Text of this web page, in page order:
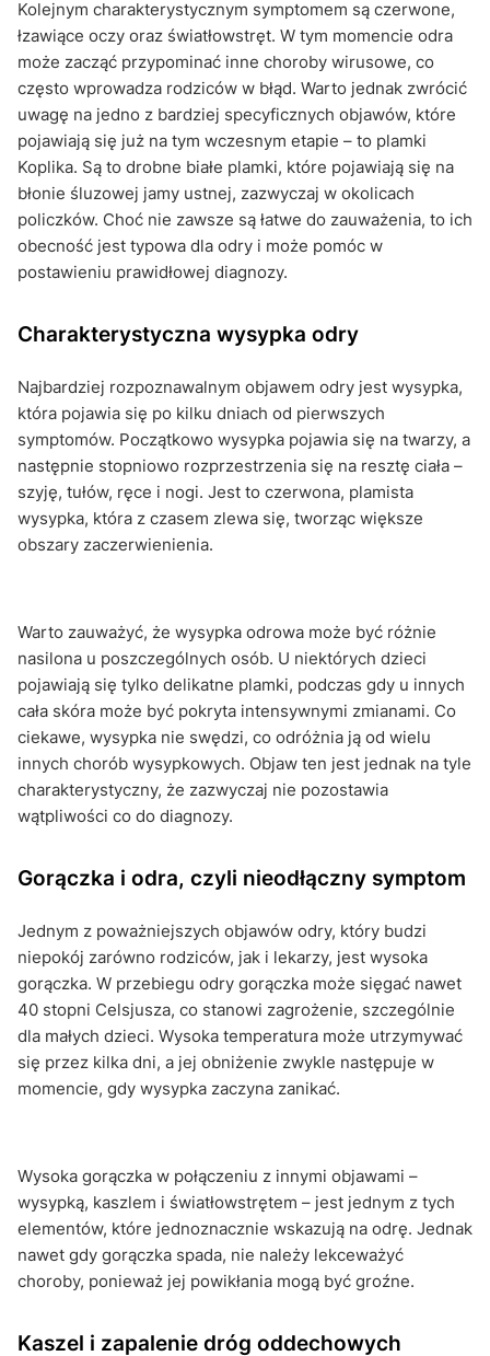
Kolejnym charakterystycznym symptomem są czerwone,
łzawiące oczy oraz światłowstręt. W tym momencie odra
może zacząć przypominać inne choroby wirusowe, co
często wprowadza rodziców w błąd. Warto jednak zwrócić
uwagę na jedno z bardziej specyficznych objawów, które
pojawiają się już na tym wczesnym etapie – to plamki
Koplika. Są to drobne białe plamki, które pojawiają się na
błonie śluzowej jamy ustnej, zazwyczaj w okolicach
policzków. Choć nie zawsze są łatwe do zauważenia, to ich
obecność jest typowa dla odry i może pomóc w
postawieniu prawidłowej diagnozy.
Charakterystyczna wysypka odry
Najbardziej rozpoznawalnym objawem odry jest wysypka,
która pojawia się po kilku dniach od pierwszych
symptomów. Początkowo wysypka pojawia się na twarzy, a
następnie stopniowo rozprzestrzenia się na resztę ciała –
szyję, tułów, ręce i nogi. Jest to czerwona, plamista
wysypka, która z czasem zlewa się, tworząc większe
obszary zaczerwienienia.
Warto zauważyć, że wysypka odrowa może być różnie
nasilona u poszczególnych osób. U niektórych dzieci
pojawiają się tylko delikatne plamki, podczas gdy u innych
cała skóra może być pokryta intensywnymi zmianami. Co
ciekawe, wysypka nie swędzi, co odróżnia ją od wielu
innych chorób wysypkowych. Objaw ten jest jednak na tyle
charakterystyczny, że zazwyczaj nie pozostawia
wątpliwości co do diagnozy.
Gorączka i odra, czyli nieodłączny symptom
Jednym z poważniejszych objawów odry, który budzi
niepokój zarówno rodziców, jak i lekarzy, jest wysoka
gorączka. W przebiegu odry gorączka może sięgać nawet
40 stopni Celsjusza, co stanowi zagrożenie, szczególnie
dla małych dzieci. Wysoka temperatura może utrzymywać
się przez kilka dni, a jej obniżenie zwykle następuje w
momencie, gdy wysypka zaczyna zanikać.
Wysoka gorączka w połączeniu z innymi objawami –
wysypką, kaszlem i światłowstrętem – jest jednym z tych
elementów, które jednoznacznie wskazują na odrę. Jednak
nawet gdy gorączka spada, nie należy lekceważyć
choroby, ponieważ jej powikłania mogą być groźne.
Kaszel i zapalenie dróg oddechowych